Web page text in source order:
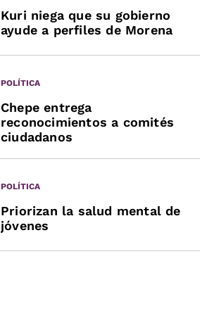
Kuri niega que su gobierno
ayude a perfiles de Morena
POLÍTICA
Chepe entrega
reconocimientos a comités
ciudadanos
POLÍTICA
Priorizan la salud mental de
jóvenes